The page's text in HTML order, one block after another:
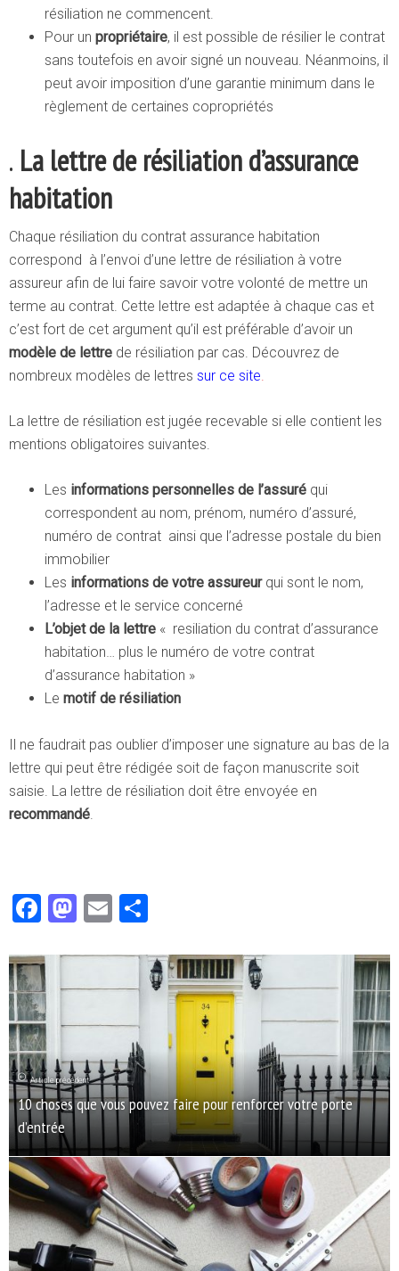
résiliation ne commencent.
Pour un propriétaire, il est possible de résilier le contrat
sans toutefois en avoir signé un nouveau. Néanmoins, il
peut avoir imposition d’une garantie minimum dans le
règlement de certaines copropriétés
. La lettre de résiliation d’assurance
habitation
Chaque résiliation du contrat assurance habitation
correspond à l’envoi d’une lettre de résiliation à votre
assureur afin de lui faire savoir votre volonté de mettre un
terme au contrat. Cette lettre est adaptée à chaque cas et
c’est fort de cet argument qu’il est préférable d’avoir un
modèle de lettre de résiliation par cas. Découvrez de
nombreux modèles de lettres sur ce site.
La lettre de résiliation est jugée recevable si elle contient les
mentions obligatoires suivantes.
Les informations personnelles de l’assuré qui
correspondent au nom, prénom, numéro d’assuré,
numéro de contrat ainsi que l’adresse postale du bien
immobilier
Les informations de votre assureurqui sont le nom,
l’adresse et le service concerné
L’objet de la lettre « resiliation du contrat d’assurance
habitation… plus le numéro de votre contrat
d’assurance habitation »
Le motif de résiliation
Il ne faudrait pas oublier d’imposer une signature au bas de la
lettre qui peut être rédigée soit de façon manuscrite soit
saisie. La lettre de résiliation doit être envoyée en
recommandé.
Facebook
Mastodon
Email
Article précédent
10 choses que vous pouvez faire pour renforcer votre porte
d’entrée